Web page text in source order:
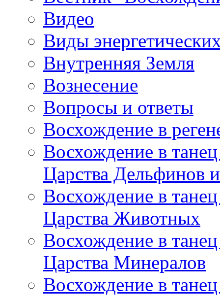
Видео
Виды
Внутренняя Земля
Вознесение
Вопросы и ответы
Восхождение в
Восхождение в
Царства Дельфинов
Восхождение в
Царства Животных
Восхождение в
Царства Минералов
Восхождение в